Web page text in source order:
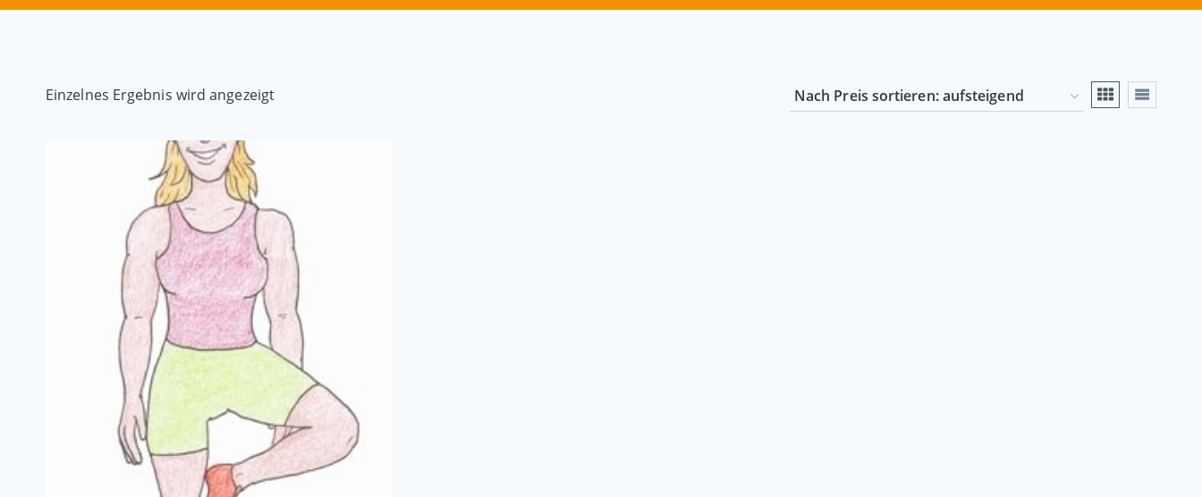
Einzelnes Ergebnis wird angezeigt